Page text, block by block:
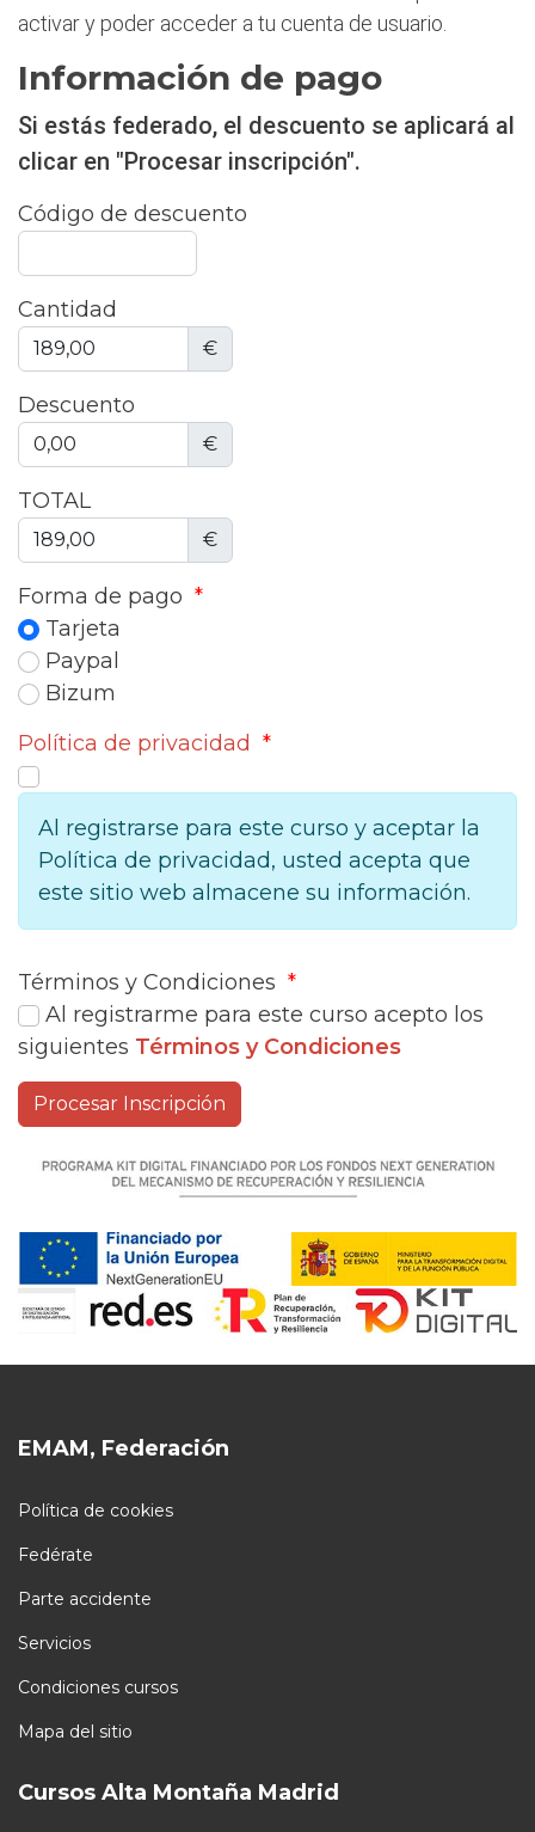
activar y poder acceder a tu cuenta de usuario.
Información de pago
Si estás federado, el descuento se aplicará al
clicar en "Procesar inscripción".
Código de descuento
Cantidad
€
Descuento
€
TOTAL
€
Forma de pago *
Tarjeta
Paypal
Bizum
Política de privacidad *
Al registrarse para este curso y aceptar la
Política de privacidad, usted acepta que
este sitio web almacene su información.
Términos y Condiciones *
Al registrarme para este curso acepto los
siguientes Términos y Condiciones
EMAM, Federación
Política de cookies
Fedérate
Parte accidente
Servicios
Condiciones cursos
Mapa del sitio
Cursos Alta Montaña Madrid